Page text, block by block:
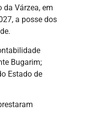
da Várzea, em
a posse dos
Bugarim;
Estado de